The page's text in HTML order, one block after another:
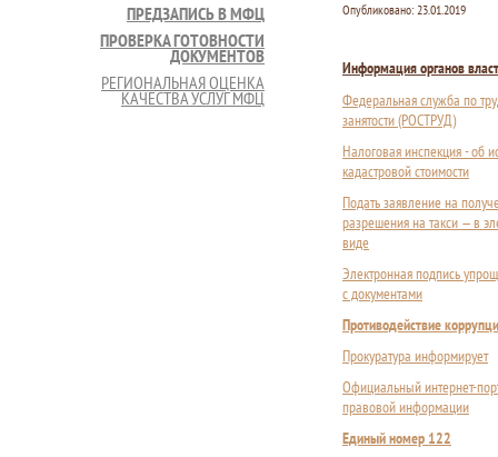
ПРЕДЗАПИСЬ В МФЦ
ПРОВЕРКА ГОТОВНОСТИ
ДОКУМЕНТОВ
РЕГИОНАЛЬНАЯ ОЦЕНКА
КАЧЕСТВА УСЛУГ МФЦ
Опубликовано: 23.01.2019
Информация органов
Федеральная служба по
занятости (РОСТРУД)
Налоговая инспекция - об
кадастровой стоимости
Подать заявление на
разрешения на такси — в
виде
Электронная подпись
с документами
Противодействие
Прокуратура информирует
Официальный интернет-
правовой информации
Единый номер 122